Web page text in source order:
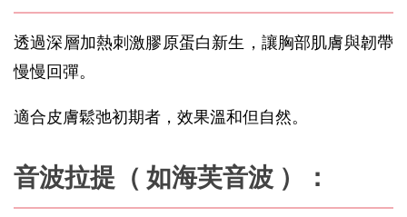
透過深層加熱刺激膠原蛋白新生，讓胸部肌膚與韌帶
慢慢回彈。
適合皮膚鬆弛初期者，效果溫和但自然。
音波拉提（ 如海芙音波 ）：